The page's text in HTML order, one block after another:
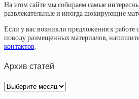
На этом сайте мы собираем самые
развлекательные и иногда шокирующие
Если у вас возникли предложения к работе
поводу размещенных материалов,
контактов.
Архив статей
Архив
статей